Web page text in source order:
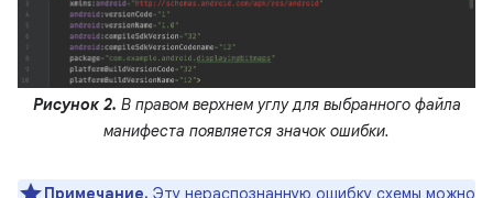
Рисунок 2. В правом верхнем углу для выбранного файла
манифеста появляется значок ошибки.
Примечание. Эту нераспознанную ошибку схемы можно